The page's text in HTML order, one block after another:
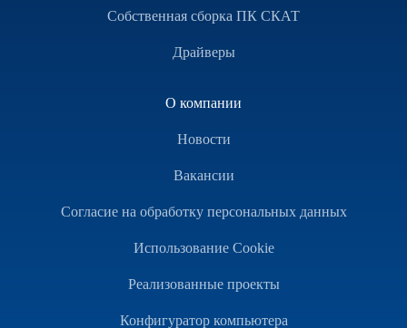
Собственная сборка ПК СКАТ
Драйверы
О компании
Новости
Вакансии
Согласие на обработку персональных данных
Использование Cookie
Реализованные проекты
Конфигуратор компьютера